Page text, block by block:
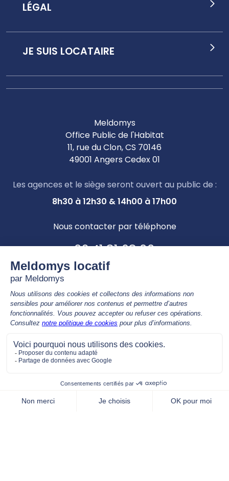
Meldomys
Office Public de l'Habitat
11, rue du Clon, CS 70146
49001 Angers Cedex 01
Les agences et le siège seront ouvert au public de :
8h30 à 12h30 & 14h00 à 17h00
Nous contacter par téléphone
02 41 81 68 00
APPEL GRATUIT, de 9h00 à 12h30 & 14h00 à 17h00
Nous contacter par mail
JE SUIS LOCATAIRE
LÉGAL